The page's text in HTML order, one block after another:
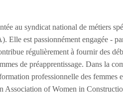
au syndicat national de métiers
Elle est passionnément engagée -
régulièrement à fournir des
de préapprentissage. Dans la
professionnelle des femmes
Association of Women in